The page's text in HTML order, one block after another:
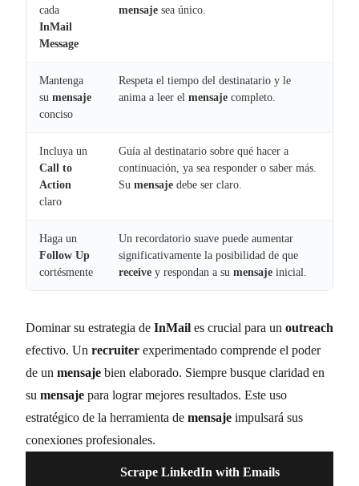
cada
InMail
Message
mensaje sea único.
Mantenga
su mensaje
conciso
Respeta el tiempo del destinatario y le
anima a leer el mensaje completo.
Incluya un
Call to
Action
claro
Guía al destinatario sobre qué hacer a
continuación, ya sea responder o saber más.
Su mensaje debe ser claro.
Haga un
Follow Up
cortésmente
Un recordatorio suave puede aumentar
significativamente la posibilidad de que
receive y respondan a su mensaje inicial.
Dominar su estrategia de InMail es crucial para un outreach
efectivo. Un recruiter experimentado comprende el poder
de un mensaje bien elaborado. Siempre busque claridad en
su mensaje para lograr mejores resultados. Este uso
estratégico de la herramienta de mensaje impulsará sus
conexiones profesionales.
Scrape LinkedIn with Emails